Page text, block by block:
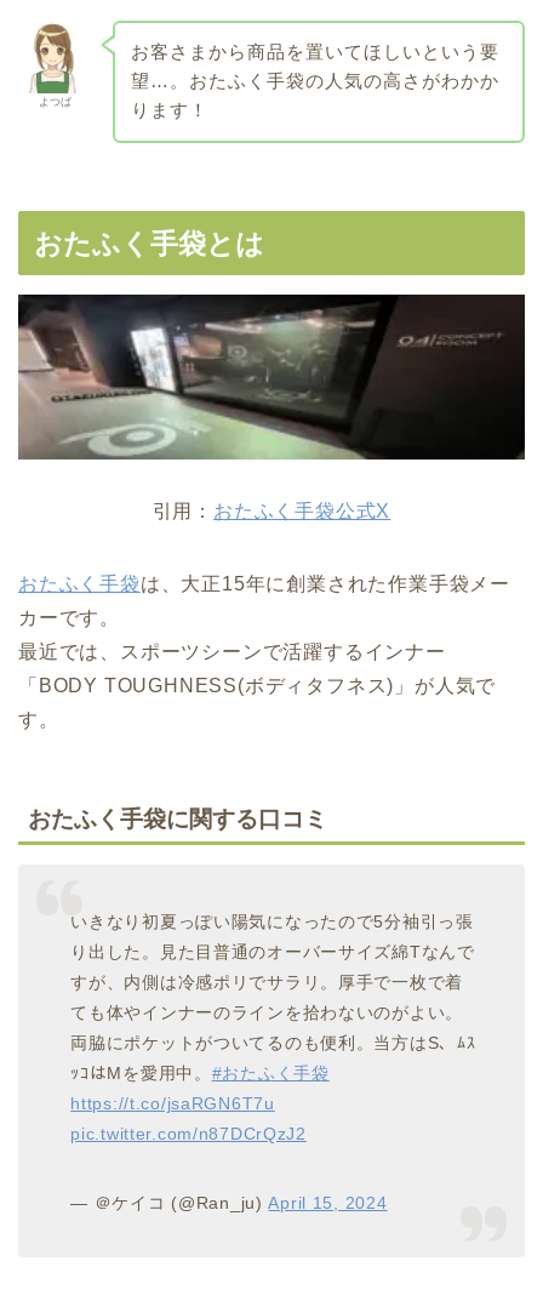
よつば
お客さまから商品を置いてほしいという要
望…。おたふく手袋の人気の高さがわかか
ります！
おたふく手袋とは
引用： おたふく手袋公式X
おたふく手袋は、大正15年に創業された作業手袋メー
カーです。
最近では、スポーツシーンで活躍するインナー
「BODY TOUGHNESS(ボディタフネス)」が人気で
す。
おたふく手袋に関する口コミ
いきなり初夏っぽい陽気になったので5分袖引っ張
り出した。見た目普通のオーバーサイズ綿Tなんで
すが、内側は冷感ポリでサラリ。厚手で一枚で着
ても体やインナーのラインを拾わないのがよい。
両脇にポケットがついてるのも便利。当方はS、ﾑｽ
ｯｺはMを愛用中。 #おたふく手袋
https://t.co/jsaRGN6T7u
pic.twitter.com/n87DCrQzJ2
— ＠ケイコ (@Ran_ju)April 15, 2024